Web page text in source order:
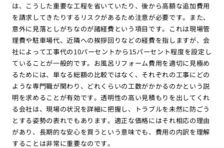
は、こうした重要な工程を省いていたり、後から高額な追加費用
を請求してきたりするリスクがあるため注意が必要です。また、
意外に見落としがちなのが諸経費という項目です。これは現場管
理費や駐車場代、近隣への挨拶回りなどの経費を指しますが、会
社によって工事代の10パーセントから15パーセント程度を設定し
ていることが一般的です。お風呂リフォーム費用を適切に見極め
るためには、単なる総額の比較ではなく、それぞれの工事にどの
ような専門職が関わり、どれくらいの工数がかかるのかという説
明を求めることが有効です。透明性の高い見積もりを出してくれ
る会社は、現場の状況を詳細に把握し、トラブルを未然に防ごう
とする姿勢の表れでもあります。適正な価格にはそれ相応の理由
があり、長期的な安心を買うという意味でも、費用の内訳を理解
することは非常に重要なのです。